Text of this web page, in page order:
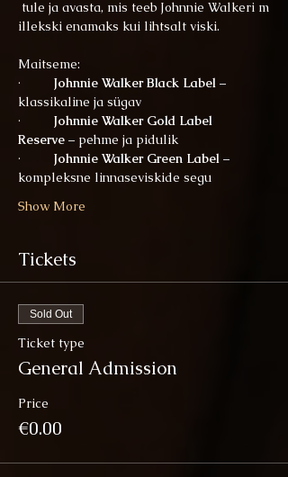
tule ja avasta, mis teeb Johnnie Walkeri m
illekski enamaks kui lihtsalt viski.
Maitseme:
· Johnnie Walker Black Label –
klassikaline ja sügav
· Johnnie Walker Gold Label
Reserve – pehme ja pidulik
· Johnnie Walker Green Label –
kompleksne linnaseviskide segu
Show More
Tickets
Sold Out
Ticket type
General Admission
Price
€0.00